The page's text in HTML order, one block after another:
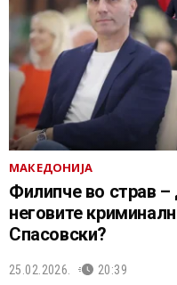
МАКЕДОНИЈА
Филипче во страв –
неговите
Спасовски?
25.02.2026. 20:39